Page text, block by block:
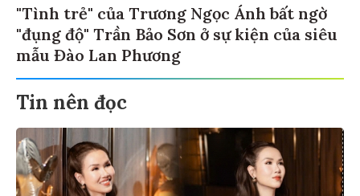
"Tình trẻ" của Trương Ngọc Ánh bất ngờ
"đụng độ" Trần Bảo Sơn ở sự kiện của siêu
mẫu Đào Lan Phương
Tin nên đọc